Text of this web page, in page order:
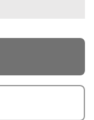
je op
je